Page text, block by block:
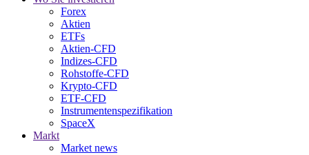
Forex
Aktien
ETFs
Aktien-CFD
Indizes-CFD
Rohstoffe-CFD
Krypto-CFD
ETF-CFD
Instrumentenspezifikation
SpaceX
Markt
Market news